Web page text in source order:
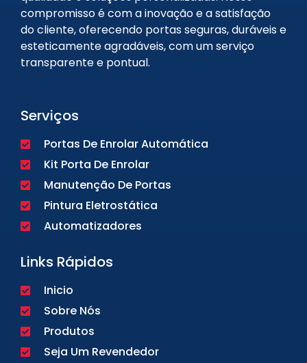
compromisso é com a inovação e a satisfação
do cliente, oferecendo portas seguras, duráveis e
esteticamente agradáveis, com um serviço
transparente e pontual.
Serviços
Portas De Enrolar Automática
Kit Porta De Enrolar
Manutenção De Portas
Pintura Eletrostática
Automatizadores
Links Rápidos
Inicio
Sobre Nós
Produtos
Seja Um Revendedor